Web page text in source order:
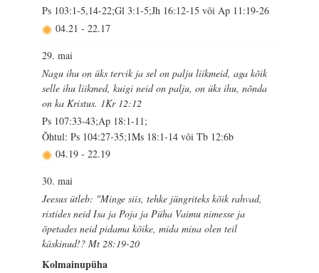
Ps 103:1-5,14-22;Gl 3:1-5;Jh 16:12-15 või Ap 11:19-26
04.21 - 22.17
29. mai
Nagu ihu on üks tervik ja sel on palju liikmeid, aga kõik
selle ihu liikmed, kuigi neid on palju, on üks ihu, nõnda
on ka Kristus. 1Kr 12:12
Ps 107:33-43;Ap 18:1-11;
Õhtul: Ps 104:27-35;1Ms 18:1-14 või Tb 12:6b
04.19 - 22.19
30. mai
Jeesus ütleb: "Minge siis, tehke jüngriteks kõik rahvad,
ristides neid Isa ja Poja ja Püha Vaimu nimesse ja
õpetades neid pidama kõike, mida mina olen teil
käskinud!? Mt 28:19-20
Kolmainupüha